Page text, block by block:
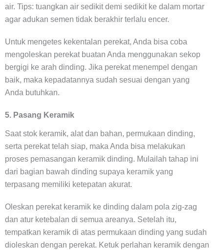
air. Tips: tuangkan air sedikit demi sedikit ke dalam mortar
agar adukan semen tidak berakhir terlalu encer.
Untuk mengetes kekentalan perekat, Anda bisa coba
mengoleskan perekat buatan Anda menggunakan sekop
bergigi ke arah dinding. Jika perekat menempel dengan
baik, maka kepadatannya sudah sesuai dengan yang
Anda butuhkan.
5. Pasang Keramik
Saat stok keramik, alat dan bahan, permukaan dinding,
serta perekat telah siap, maka Anda bisa melakukan
proses pemasangan keramik dinding. Mulailah tahap ini
dari bagian bawah dinding supaya keramik yang
terpasang memiliki ketepatan akurat.
Oleskan perekat keramik ke dinding dalam pola zig-zag
dan atur ketebalan di semua areanya. Setelah itu,
tempatkan keramik di atas permukaan dinding yang sudah
dioleskan dengan perekat. Ketuk perlahan keramik dengan